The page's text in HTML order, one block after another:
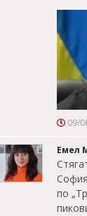
09/
Емел
по